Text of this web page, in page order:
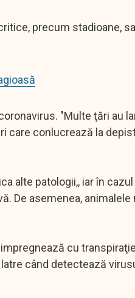
precum stadioane,
"Multe ţări au
care conlucrează la
alte patologii,, iar în
De asemenea,
cu
când detectează